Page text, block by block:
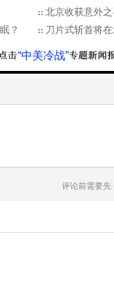
北京收获意外
？
刀片式斩首将
“中美冷战”
评论前需要先